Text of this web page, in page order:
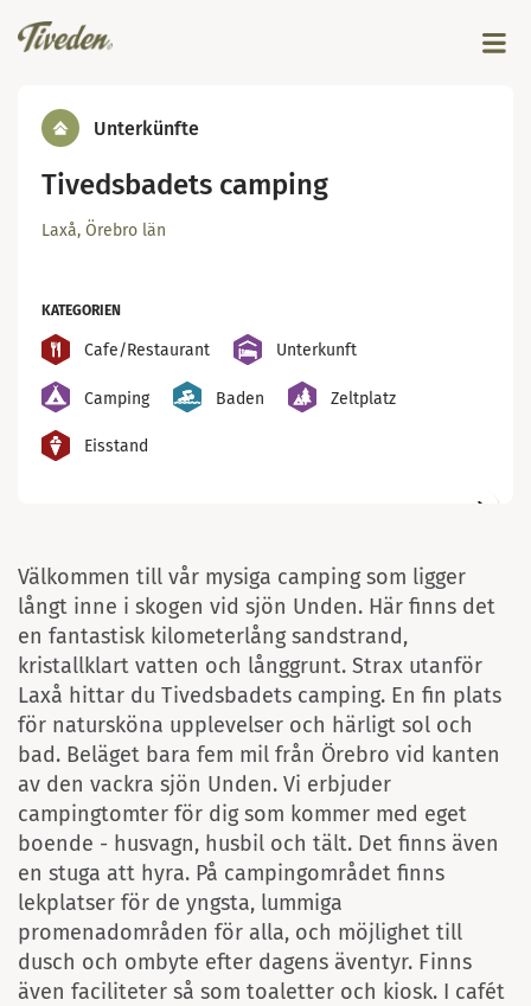
Unterkünfte
Tivedsbadets camping
Laxå, Örebro län
KATEGORIEN
Cafe/Restaurant Unterkunft
Camping Baden Zeltplatz
Eisstand
Välkommen till vår mysiga camping som ligger
långt inne i skogen vid sjön Unden. Här finns det
en fantastisk kilometerlång sandstrand,
kristallklart vatten och långgrunt. Strax utanför
Laxå hittar du Tivedsbadets camping. En fin plats
för natursköna upplevelser och härligt sol och
bad. Beläget bara fem mil från Örebro vid kanten
av den vackra sjön Unden. Vi erbjuder
campingtomter för dig som kommer med eget
boende - husvagn, husbil och tält. Det finns även
en stuga att hyra. På campingområdet finns
lekplatser för de yngsta, lummiga
promenadområden för alla, och möjlighet till
dusch och ombyte efter dagens äventyr. Finns
även faciliteter så som toaletter och kiosk. I cafét